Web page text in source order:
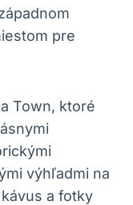
pre
Town, ktoré
výhľadmi na
a fotky